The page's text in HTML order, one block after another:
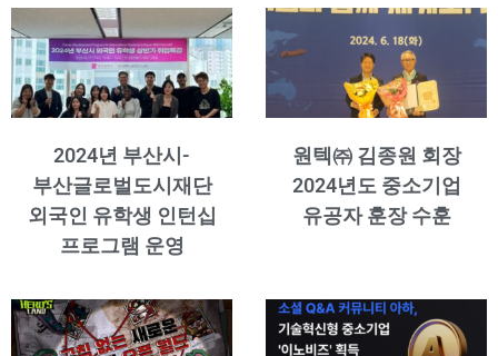
2024년 부산시-
부산글로벌도시재단
외국인 유학생 인턴십
프로그램 운영
원텍㈜ 김종원 회장
2024년도 중소기업
유공자 훈장 수훈